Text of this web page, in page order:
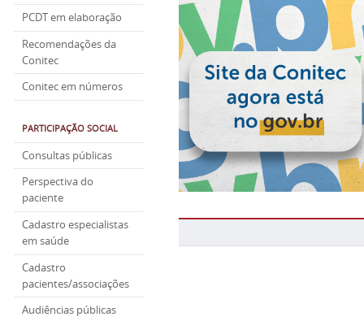
PCDT em elaboração
Recomendações da
Conitec
Conitec em números
PARTICIPAÇÃO SOCIAL
Consultas públicas
Perspectiva do
paciente
Cadastro especialistas
em saúde
Cadastro
pacientes/associações
Audiências públicas